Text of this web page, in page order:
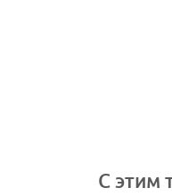
С этим